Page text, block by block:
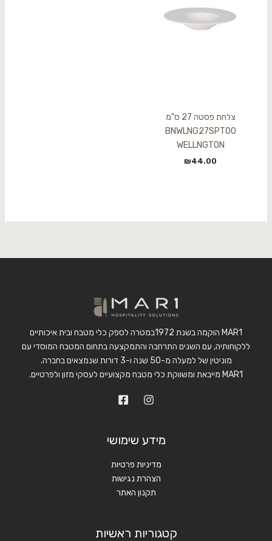
צלחת פסטה 27 ס"מ
BNWLNG27SPT00
WELLNGTON
₪44.00
MAR1 הוקמה בשנת 1972במטרה לספק כלי מטבח ובית איכותיים
ללקוחותיה, עם השנים התרחבה והתמקצעה בתחום המטבח המוסדי עם
מוניטין של למעלה מ-50 שנה ו-3 דורות שנמצאים בחברה.
MAR1 מייבאת ומשווקת כלי מטבח מקצועיים לעסקי מזון ולפרטיים.
מידע שימושי
מדיניות פרטיות
הצהרת נגישות
תקנון האתר
קטגוריות ראשיות